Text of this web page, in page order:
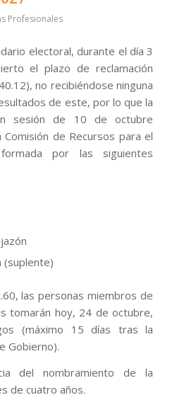
Profesionales
electoral, durante el día 3
el plazo de reclamación
no recibiéndose ninguna
de este, por lo que la
sesión de 10 de octubre
de Recursos para el
por las siguientes
(suplente)
las personas miembros de
tomarán hoy, 24 de octubre,
(máximo 15 días tras la
Gobierno).
del nombramiento de la
de cuatro años.